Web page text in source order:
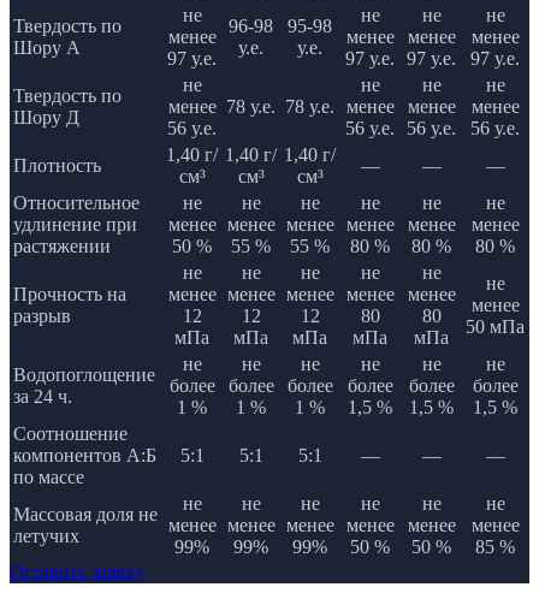
Твердость по
Шору А
не
менее
97 у.е.
96-98
у.е.
95-98
у.е.
не
менее
97 у.е.
не
менее
97 у.е.
не
менее
97 у.е.
Твердость по
Шору Д
не
менее
56 у.е.
78 у.е. 78 у.е.
не
менее
56 у.е.
не
менее
56 у.е.
не
менее
56 у.е.
Плотность
1,40 г/
см³
1,40 г/
см³
1,40 г/
см³
— —
—
Относительное
удлинение при
растяжении
не
менее
50 %
не
менее
55 %
не
менее
55 %
не
менее
80 %
не
менее
80 %
не
менее
80 %
Прочность на
разрыв
не
менее
12
мПа
не
менее
12
мПа
не
менее
12
мПа
не
менее
80
мПа
не
менее
80
мПа
не
менее
50 мПа
Водопоглощение
за 24 ч.
не
более
1 %
не
более
1 %
не
более
1 %
не
более
1,5 %
не
более
1,5 %
не
более
1,5 %
Соотношение
компонентов А:Б
по массе
5:1 5:1 5:1 — — —
Массовая доля не
летучих
не
менее
99%
не
менее
99%
не
менее
99%
не
менее
50 %
не
менее
50 %
не
менее
85 %
Оставить заявку